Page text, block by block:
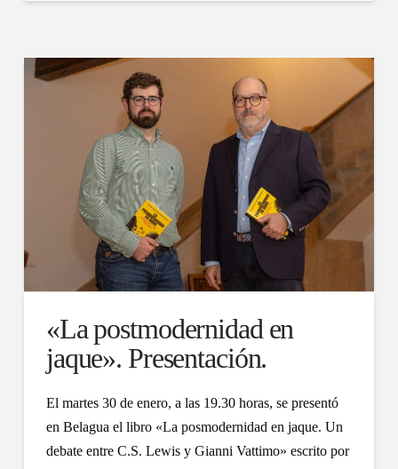
«La postmodernidad en
jaque». Presentación.
El martes 30 de enero, a las 19.30 horas, se presentó
en Belagua el libro «La posmodernidad en jaque. Un
debate entre C.S. Lewis y Gianni Vattimo» escrito por